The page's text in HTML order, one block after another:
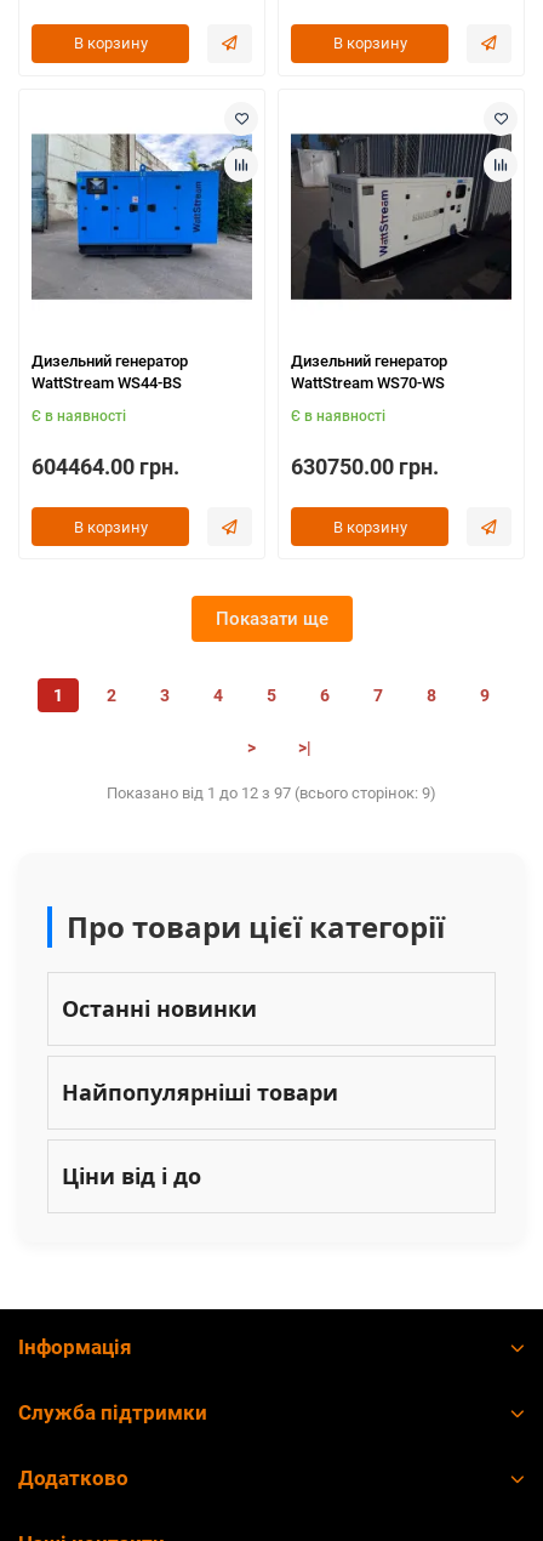
В корзину В корзину
Дизельний генератор
WattStream WS44-BS
Є в наявності
604464.00 грн.
В корзину
Дизельний генератор
WattStream WS70-WS
Є в наявності
630750.00 грн.
В корзину
Показати ще
1 2 3 4 5 6 7 8 9
> >|
Показано від 1 до 12 з 97 (всього сторінок: 9)
Про товари цієї категорії
Останні новинки
Найпопулярніші товари
Ціни від і до
Інформація
Служба підтримки
Додатково